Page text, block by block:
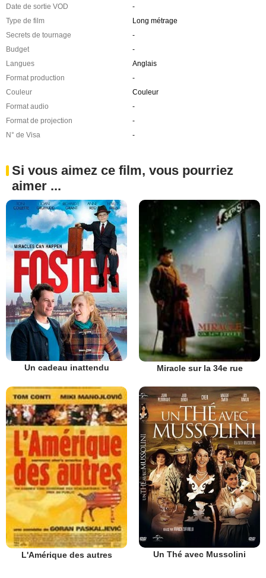
Date de sortie VOD
-
Type de film
Long métrage
Secrets de tournage
-
Budget
-
Langues
Anglais
Format production
-
Couleur
Couleur
Format audio
-
Format de projection
-
N° de Visa
-
Si vous aimez ce film, vous pourriez
aimer ...
Un cadeau inattendu Miracle sur la 34e rue
L'Amérique des autres Un Thé avec Mussolini